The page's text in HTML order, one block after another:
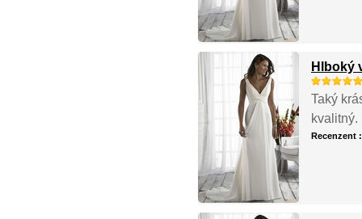
Hlboký
Taký
kvalitný.
Recenzent